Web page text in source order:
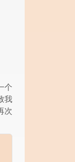
个
我
次